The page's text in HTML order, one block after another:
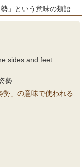
」という意味の類語
sides and feet
勢
勢」の意味で使われる